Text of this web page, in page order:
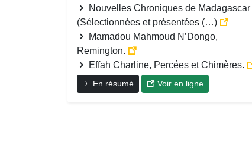
Nouvelles Chroniques de Madagascar
(Sélectionnées et présentées (…)
Mamadou Mahmoud N’Dongo,
Remington.
Effah Charline, Percées et Chimères.
En résumé Voir en ligne